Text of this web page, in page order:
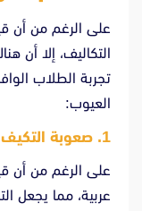
على الرغم من أن
التكاليف، إلا أن
تجربة الطلاب
العيوب:
1. صعوبة التكيف الثقافي
على الرغم من أن
عربية، مما يجعل